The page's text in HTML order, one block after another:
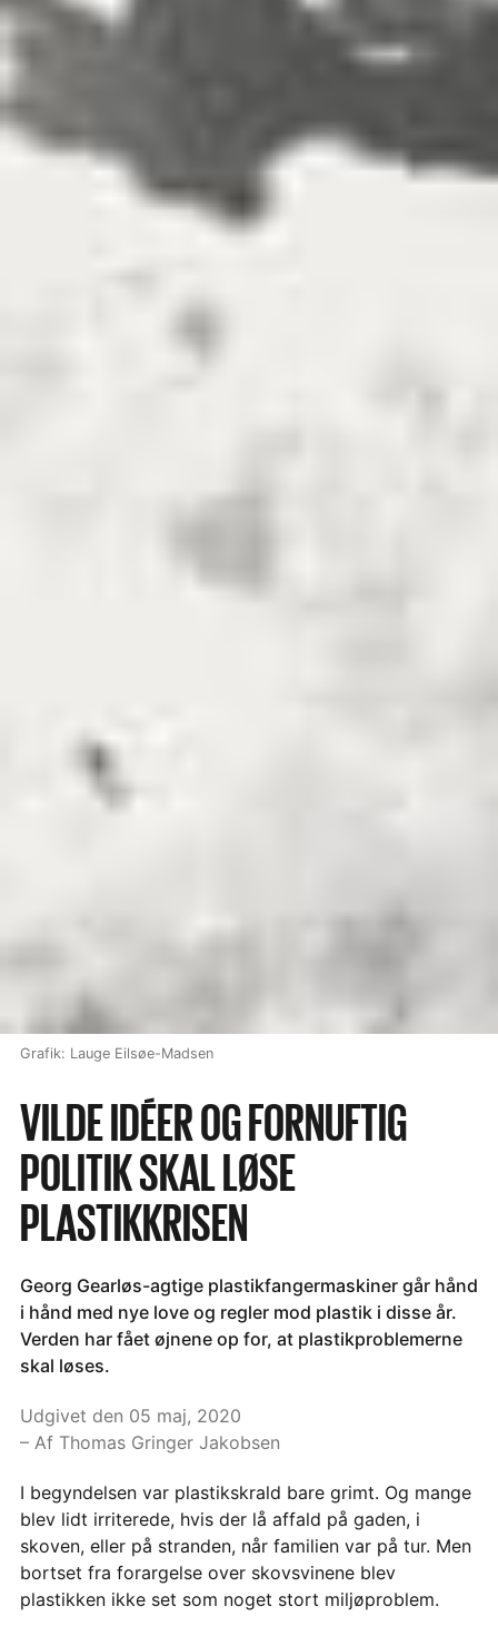
Grafik: Lauge Eilsøe-Madsen
VILDE IDÉER OG FORNUFTIG
POLITIK SKAL LØSE
PLASTIKKRISEN
Georg Gearløs-agtige plastikfangermaskiner går hånd
i hånd med nye love og regler mod plastik i disse år.
Verden har fået øjnene op for, at plastikproblemerne
skal løses.
Udgivet den 05 maj, 2020
– Af Thomas Gringer Jakobsen
I begyndelsen var plastikskrald bare grimt. Og mange
blev lidt irriterede, hvis der lå affald på gaden, i
skoven, eller på stranden, når familien var på tur. Men
bortset fra forargelse over skovsvinene blev
plastikken ikke set som noget stort miljøproblem.